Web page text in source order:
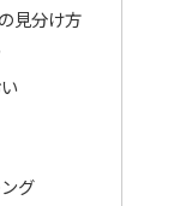
見分け方
グ